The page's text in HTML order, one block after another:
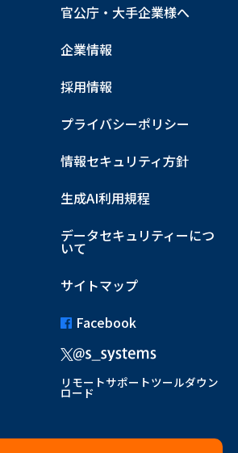
官公庁・大手企業様へ
企業情報
採用情報
プライバシーポリシー
情報セキュリティ方針
生成AI利用規程
データセキュリティーにつ
いて
サイトマップ
Facebook
リモートサポートツールダウン
ロード